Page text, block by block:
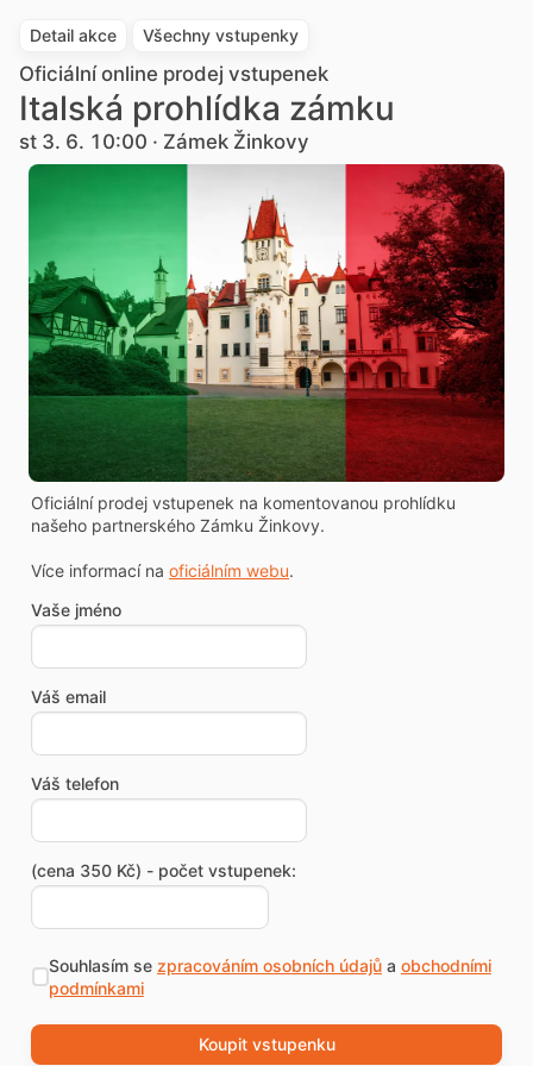
Detail akce Všechny vstupenky
Oficiální online prodej vstupenek
Italská prohlídka zámku
st 3. 6. 10:00 · Zámek Žinkovy
Oficiální prodej vstupenek na komentovanou prohlídku
našeho partnerského Zámku Žinkovy.
Více informací na oficiálním webu.
Vaše jméno
Váš email
Váš telefon
(cena 350 Kč) - počet vstupenek:
Souhlasím se zpracováním osobních údajůa obchodními
podmínkami
Koupit vstupenku